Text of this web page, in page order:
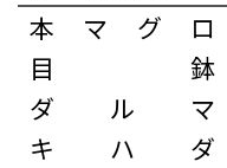
本マグロ
目鉢
ダルマ
キハダ